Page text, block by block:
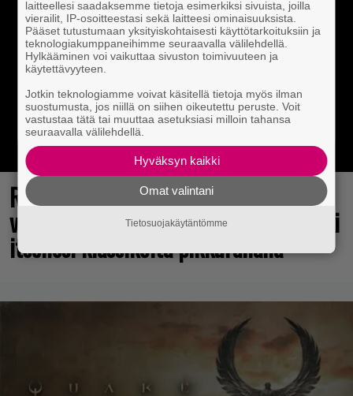
Rakastettu julkaisija täyttää 40
vuotta, valtavat alet käynnissä – hanki
itsellesi klassikoita pikkurahalla
laitteellesi saadaksemme tietoja esimerkiksi sivuista, joilla
vierailit, IP-osoitteestasi sekä laitteesi ominaisuuksista.
Pääset tutustumaan yksityiskohtaisesti käyttötarkoituksiin ja
teknologiakumppaneihimme seuraavalla välilehdellä.
Hylkääminen voi vaikuttaa sivuston toimivuuteen ja
käytettävyyteen.
Jotkin teknologiamme voivat käsitellä tietoja myös ilman
suostumusta, jos niillä on siihen oikeutettu peruste. Voit
vastustaa tätä tai muuttaa asetuksiasi milloin tahansa
seuraavalla välilehdellä.
Hyväksyn kaikki
Omat valintani
Tietosuojakäytäntömme